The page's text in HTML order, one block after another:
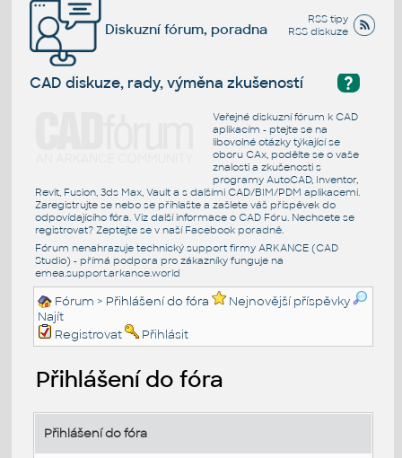
RSS tipy
RSS diskuze
Diskuzní fórum, poradna
?
CAD diskuze, rady, výměna zkušeností
Veřejné diskuzní fórum k CAD
aplikacím - ptejte se na
libovolné otázky týkající se
oboru CAx, podělte se o vaše
znalosti a zkušenosti s
programy AutoCAD, Inventor,
Revit, Fusion, 3ds Max, Vault a s dalšími CAD/BIM/PDM aplikacemi.
Zaregistrujte se nebo se přihlašte a zašlete váš příspěvek do
odpovídajícího fóra. Viz další informace o CAD Fóru. Nechcete se
registrovat? Zeptejte se v naší Facebook poradně.
Fórum nenahrazuje technický support firmy ARKANCE (CAD
Studio) - přímá podpora pro zákazníky funguje na
emea.support.arkance.world
Fórum > Přihlášení do fóra
Nejnovější příspěvky
Najít
Registrovat
Přihlásit
Přihlášení do fóra
Přihlášení do fóra